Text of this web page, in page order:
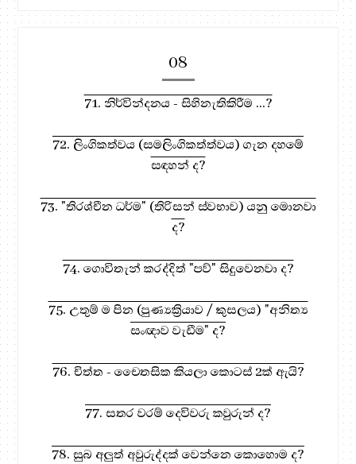
08
71. නිර්වින්දනය - සිහිනැතිකිරීම ...?
72. ලිංගිකත්වය (සමලිංගිකත්ත්වය) ගැන දහමේ
සඳහන් ද?
73. "තිරශ්චීන ධර්ම" (තිරිසන් ස්වභාව) යනු මොනවා
ද?
74. ගොවිතැන් කරද්දිත් "පව්" සිදුවෙනවා ද?
75. උතුම් ම පින (පුණ්‍යක්‍රියාව / කුසලය) "අනිත්‍ය
සංඥාව වැඩීම" ද?
76. චිත්ත - චෛතසික කියලා කොටස් 2ක් ඇයි?
77. සතර වරම් දෙවිවරු කවුරුන් ද?
78. සුබ අලුත් අවුරුද්දක් වෙන්නෙ කොහොම ද?